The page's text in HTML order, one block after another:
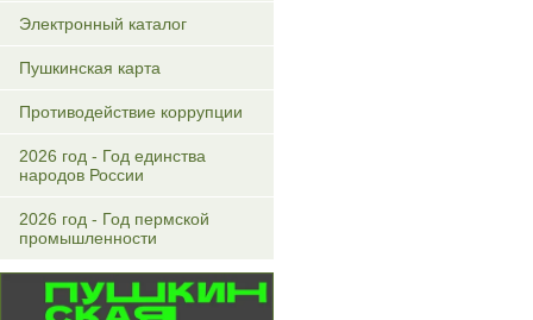
Электронный каталог
Пушкинская карта
Противодействие коррупции
2026 год - Год единства
народов России
2026 год - Год пермской
промышленности